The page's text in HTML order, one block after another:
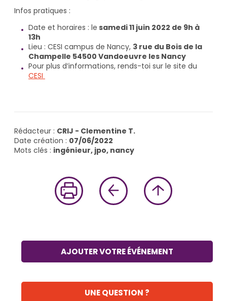
Infos pratiques :
Date et horaires : le samedi 11 juin 2022 de 9h à
13h
Lieu : CESI campus de Nancy, 3 rue du Bois de la
Champelle 54500 Vandoeuvre les Nancy
Pour plus d’informations, rends-toi sur le site du
CESI
Rédacteur : CRIJ - Clementine T.
Date création : 07/06/2022
Mots clés : ingénieur, jpo, nancy
AJOUTER VOTRE ÉVÉNEMENT
UNE QUESTION ?